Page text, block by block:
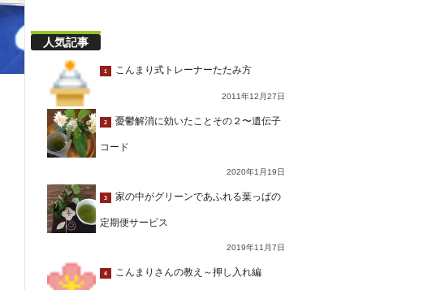
人気記事
1 こんまり式トレーナーたたみ方
2011年12月27日
2 憂鬱解消に効いたことその２〜遺伝子
コード
2020年1月19日
3 家の中がグリーンであふれる葉っぱの
定期便サービス
2019年11月7日
4 こんまりさんの教え～押し入れ編